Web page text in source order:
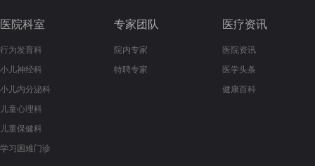
医院科室
行为发育科
小儿神经科
小儿内分泌科
儿童心理科
儿童保健科
学习困难门诊
专家团队
院内专家
特聘专家
医疗资讯
医院资讯
医学头条
健康百科